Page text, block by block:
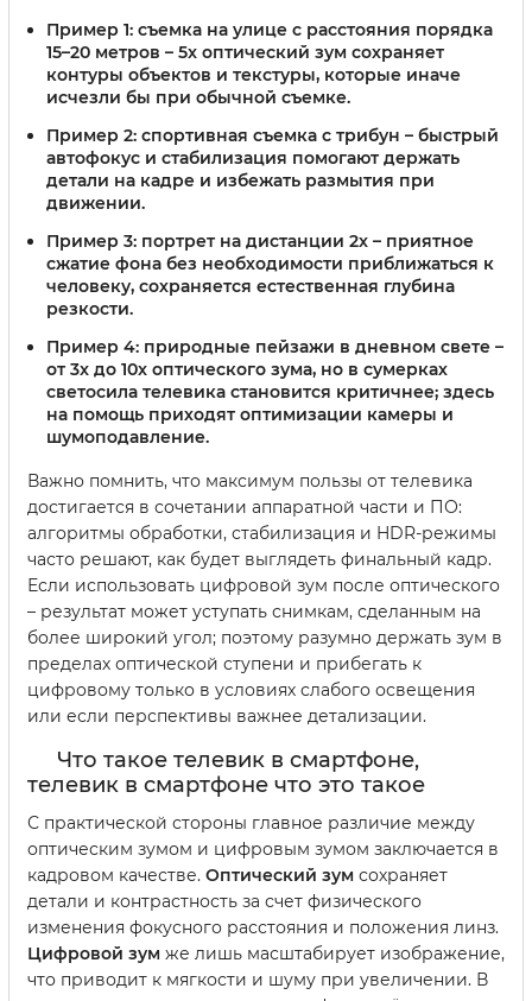
Пример 1: съемка на улице с расстояния порядка
15–20 метров – 5x оптический зум сохраняет
контуры объектов и текстуры, которые иначе
исчезли бы при обычной съемке.
Пример 2: спортивная съемка с трибун – быстрый
автофокус и стабилизация помогают держать
детали на кадре и избежать размытия при
движении.
Пример 3: портрет на дистанции 2x – приятное
сжатие фона без необходимости приближаться к
человеку, сохраняется естественная глубина
резкости.
Пример 4: природные пейзажи в дневном свете –
от 3x до 10x оптического зума, но в сумерках
светосила телевика становится критичнее; здесь
на помощь приходят оптимизации камеры и
шумоподавление.
Важно помнить, что максимум пользы от телевика
достигается в сочетании аппаратной части и ПО:
алгоритмы обработки, стабилизация и HDR-режимы
часто решают, как будет выглядеть финальный кадр.
Если использовать цифровой зум после оптического
– результат может уступать снимкам, сделанным на
более широкий угол; поэтому разумно держать зум в
пределах оптической ступени и прибегать к
цифровому только в условиях слабого освещения
или если перспективы важнее детализации.
Что такое телевик в смартфоне,
телевик в смартфоне что это такое
С практической стороны главное различие между
оптическим зумом и цифровым зумом заключается в
кадровом качестве. Оптический зум сохраняет
детали и контрастность за счет физического
изменения фокусного расстояния и положения линз.
Цифровой зум же лишь масштабирует изображение,
что приводит к мягкости и шуму при увеличении. В